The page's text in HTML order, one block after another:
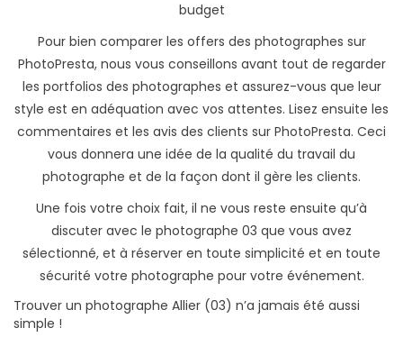
budget
Pour bien comparer les offers des photographes sur
PhotoPresta, nous vous conseillons avant tout de regarder
les portfolios des photographes et assurez-vous que leur
style est en adéquation avec vos attentes. Lisez ensuite les
commentaires et les avis des clients sur PhotoPresta. Ceci
vous donnera une idée de la qualité du travail du
photographe et de la façon dont il gère les clients.
Une fois votre choix fait, il ne vous reste ensuite qu’à
discuter avec le photographe 03 que vous avez
sélectionné, et à réserver en toute simplicité et en toute
sécurité votre photographe pour votre événement.
Trouver un photographe Allier (03) n’a jamais été aussi
simple !